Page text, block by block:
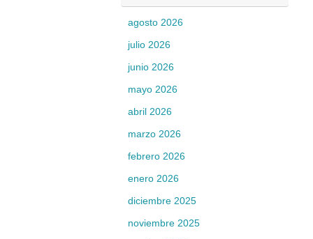
agosto 2026
julio 2026
junio 2026
mayo 2026
abril 2026
marzo 2026
febrero 2026
enero 2026
diciembre 2025
noviembre 2025